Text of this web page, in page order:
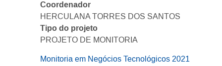
Coordenador
HERCULANA TORRES DOS SANTOS
Tipo do projeto
PROJETO DE MONITORIA
Monitoria em Negócios Tecnológicos 2021